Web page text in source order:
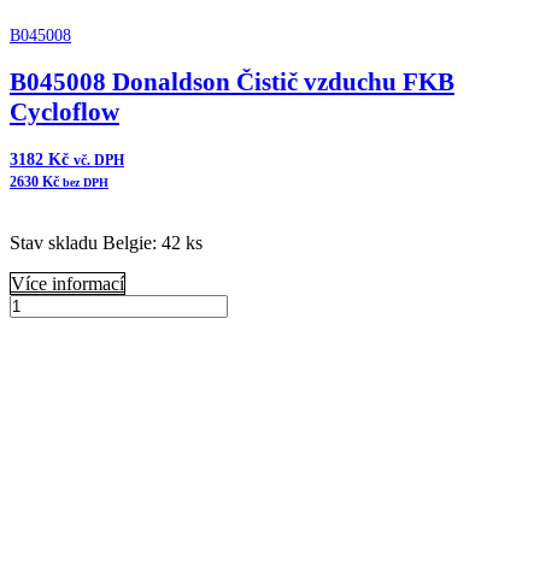
B045008
B045008 Donaldson Čistič vzduchu FKB
Cycloflow
3182 Kč vč. DPH
2630 Kč bez DPH
Stav skladu Belgie: 42 ks
Více informací
B045008